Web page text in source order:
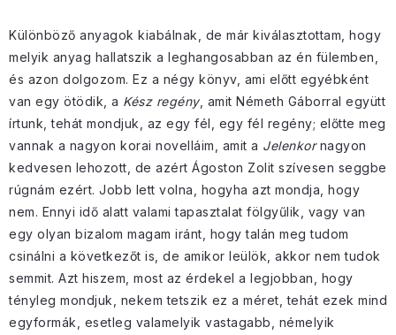
Különböző anyagok kiabálnak, de már kiválasztottam, hogy
melyik anyag hallatszik a leghangosabban az én fülemben,
és azon dolgozom. Ez a négy könyv, ami előtt egyébként
van egy ötödik, a Kész regény, amit Németh Gáborral együtt
írtunk, tehát mondjuk, az egy fél, egy fél regény; előtte meg
vannak a nagyon korai novelláim, amit a Jelenkornagyon
kedvesen lehozott, de azért Ágoston Zolit szívesen seggbe
rúgnám ezért. Jobb lett volna, hogyha azt mondja, hogy
nem. Ennyi idő alatt valami tapasztalat fölgyűlik, vagy van
egy olyan bizalom magam iránt, hogy talán meg tudom
csinálni a következőt is, de amikor leülök, akkor nem tudok
semmit. Azt hiszem, most az érdekel a legjobban, hogy
tényleg mondjuk, nekem tetszik ez a méret, tehát ezek mind
egyformák, esetleg valamelyik vastagabb, némelyik